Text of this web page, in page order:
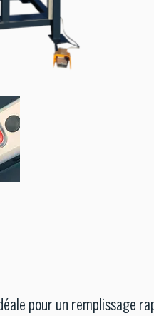
pour un remplissage